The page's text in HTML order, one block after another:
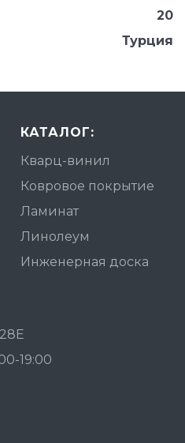
20
Турция
КАТАЛОГ:
Кварц-винил
Ковровое покрытие
Ламинат
Линолеум
Инженерная доска
19:00